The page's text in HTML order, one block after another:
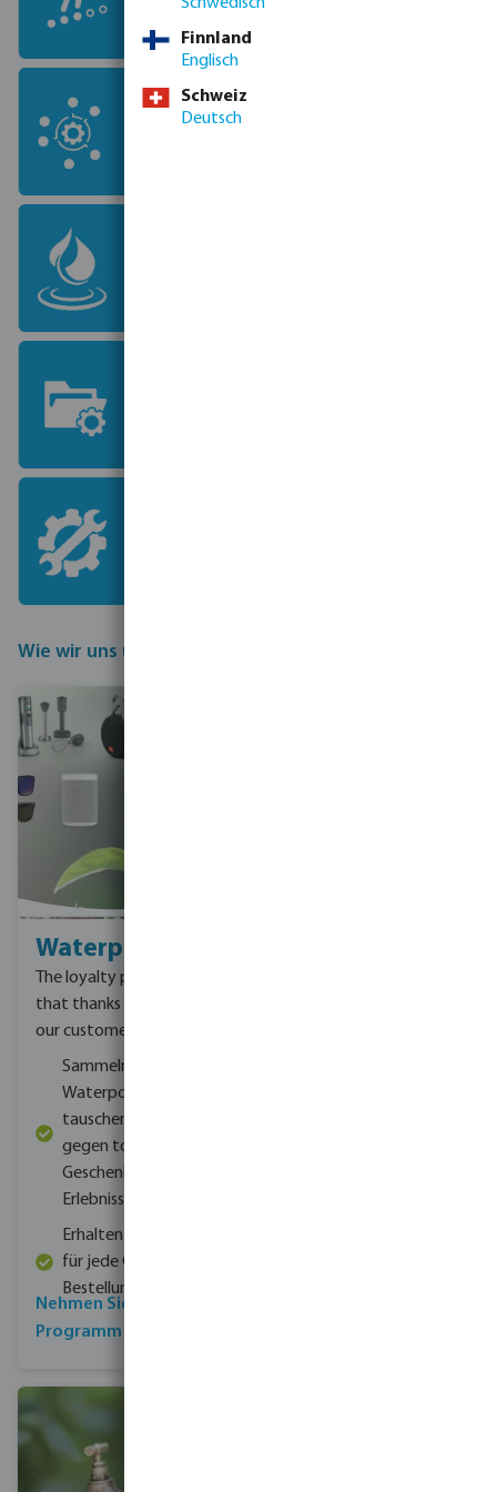
Marken
Bevo arbeitet mit führenden
Wie wir uns unterscheiden
Waterpoints
The loyalty programme
that thanks and rewards
our customers
Sammeln Sie
Waterpoints und
tauschen Sie diese
gegen tolle
Geschenke und
Erlebnisse
Erhalten Sie Punkte
für jede Online-
Bestellung über 500 €
Nehmen Sie am
Programm teil
Finnland
Englisch
Schweiz
Deutsch